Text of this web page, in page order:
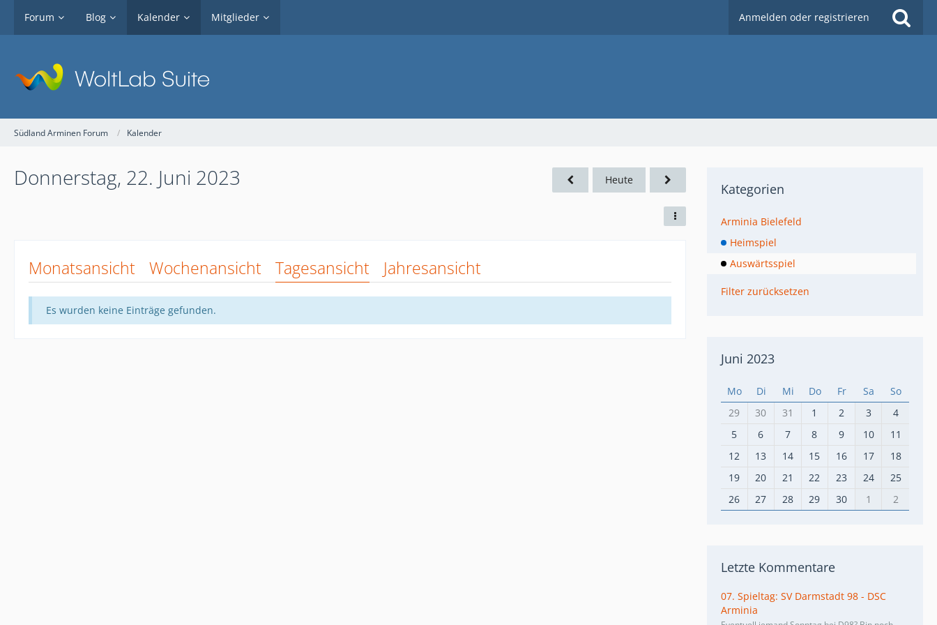
Forum Blog Kalender Mitglieder Anmelden oder registrieren
Südland Arminen Forum Kalender
Donnerstag, 22. Juni 2023 Heute
Monatsansicht Wochenansicht Tagesansicht Jahresansicht
Es wurden keine Einträge gefunden.
Kategorien
Arminia Bielefeld
Heimspiel
Auswärtsspiel
Filter zurücksetzen
Juni 2023
Mo Di Mi Do Fr Sa
So
29
30 31 1 2 3
4
5
6 7 8 9 10
11
12
13 14 15 16 17
18
19
20 21 22 23 24
25
26
27 28 29 30 1 2
Letzte Kommentare
07. Spieltag: SV Darmstadt 98 - DSC
Arminia